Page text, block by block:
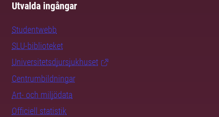
Utvalda ingångar
Studentwebb
SLU-biblioteket
Universitetsdjursjukhuset
Centrumbildningar
Art- och miljödata
Officiell statistik